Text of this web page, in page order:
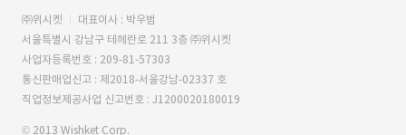
㈜위시켓
대표이사 : 박우범
서울특별시 강남구 테헤란로 211 3층 ㈜위시켓
사업자등록번호 : 209-81-57303
통신판매업신고 : 제2018-서울강남-02337 호
직업정보제공사업 신고번호 : J1200020180019
© 2013 Wishket Corp.